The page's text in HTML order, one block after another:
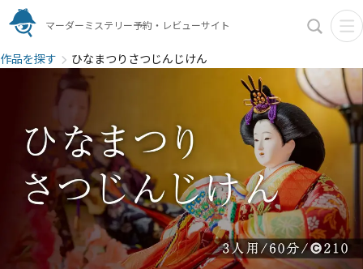
マーダーミステリー予約・レビューサイト
作品を探す ひなまつりさつじんじけん